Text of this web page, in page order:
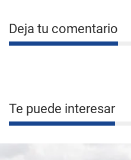
Deja tu comentario
Te puede interesar